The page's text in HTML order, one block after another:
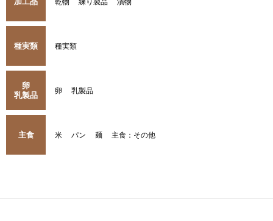
種実類 種実類
卵
乳製品
卵 乳製品
主食 米 パン 麺 主食：その他